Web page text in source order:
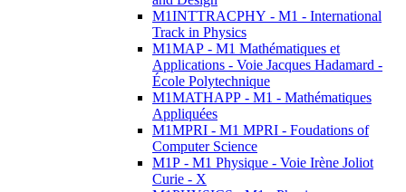
M1INTTRACPHY - M1 - International
Track in Physics
M1MAP - M1 Mathématiques et
Applications - Voie Jacques Hadamard -
École Polytechnique
M1MATHAPP - M1 - Mathématiques
Appliquées
M1MPRI - M1 MPRI - Foudations of
Computer Science
M1P - M1 Physique - Voie Irène Joliot
Curie - X